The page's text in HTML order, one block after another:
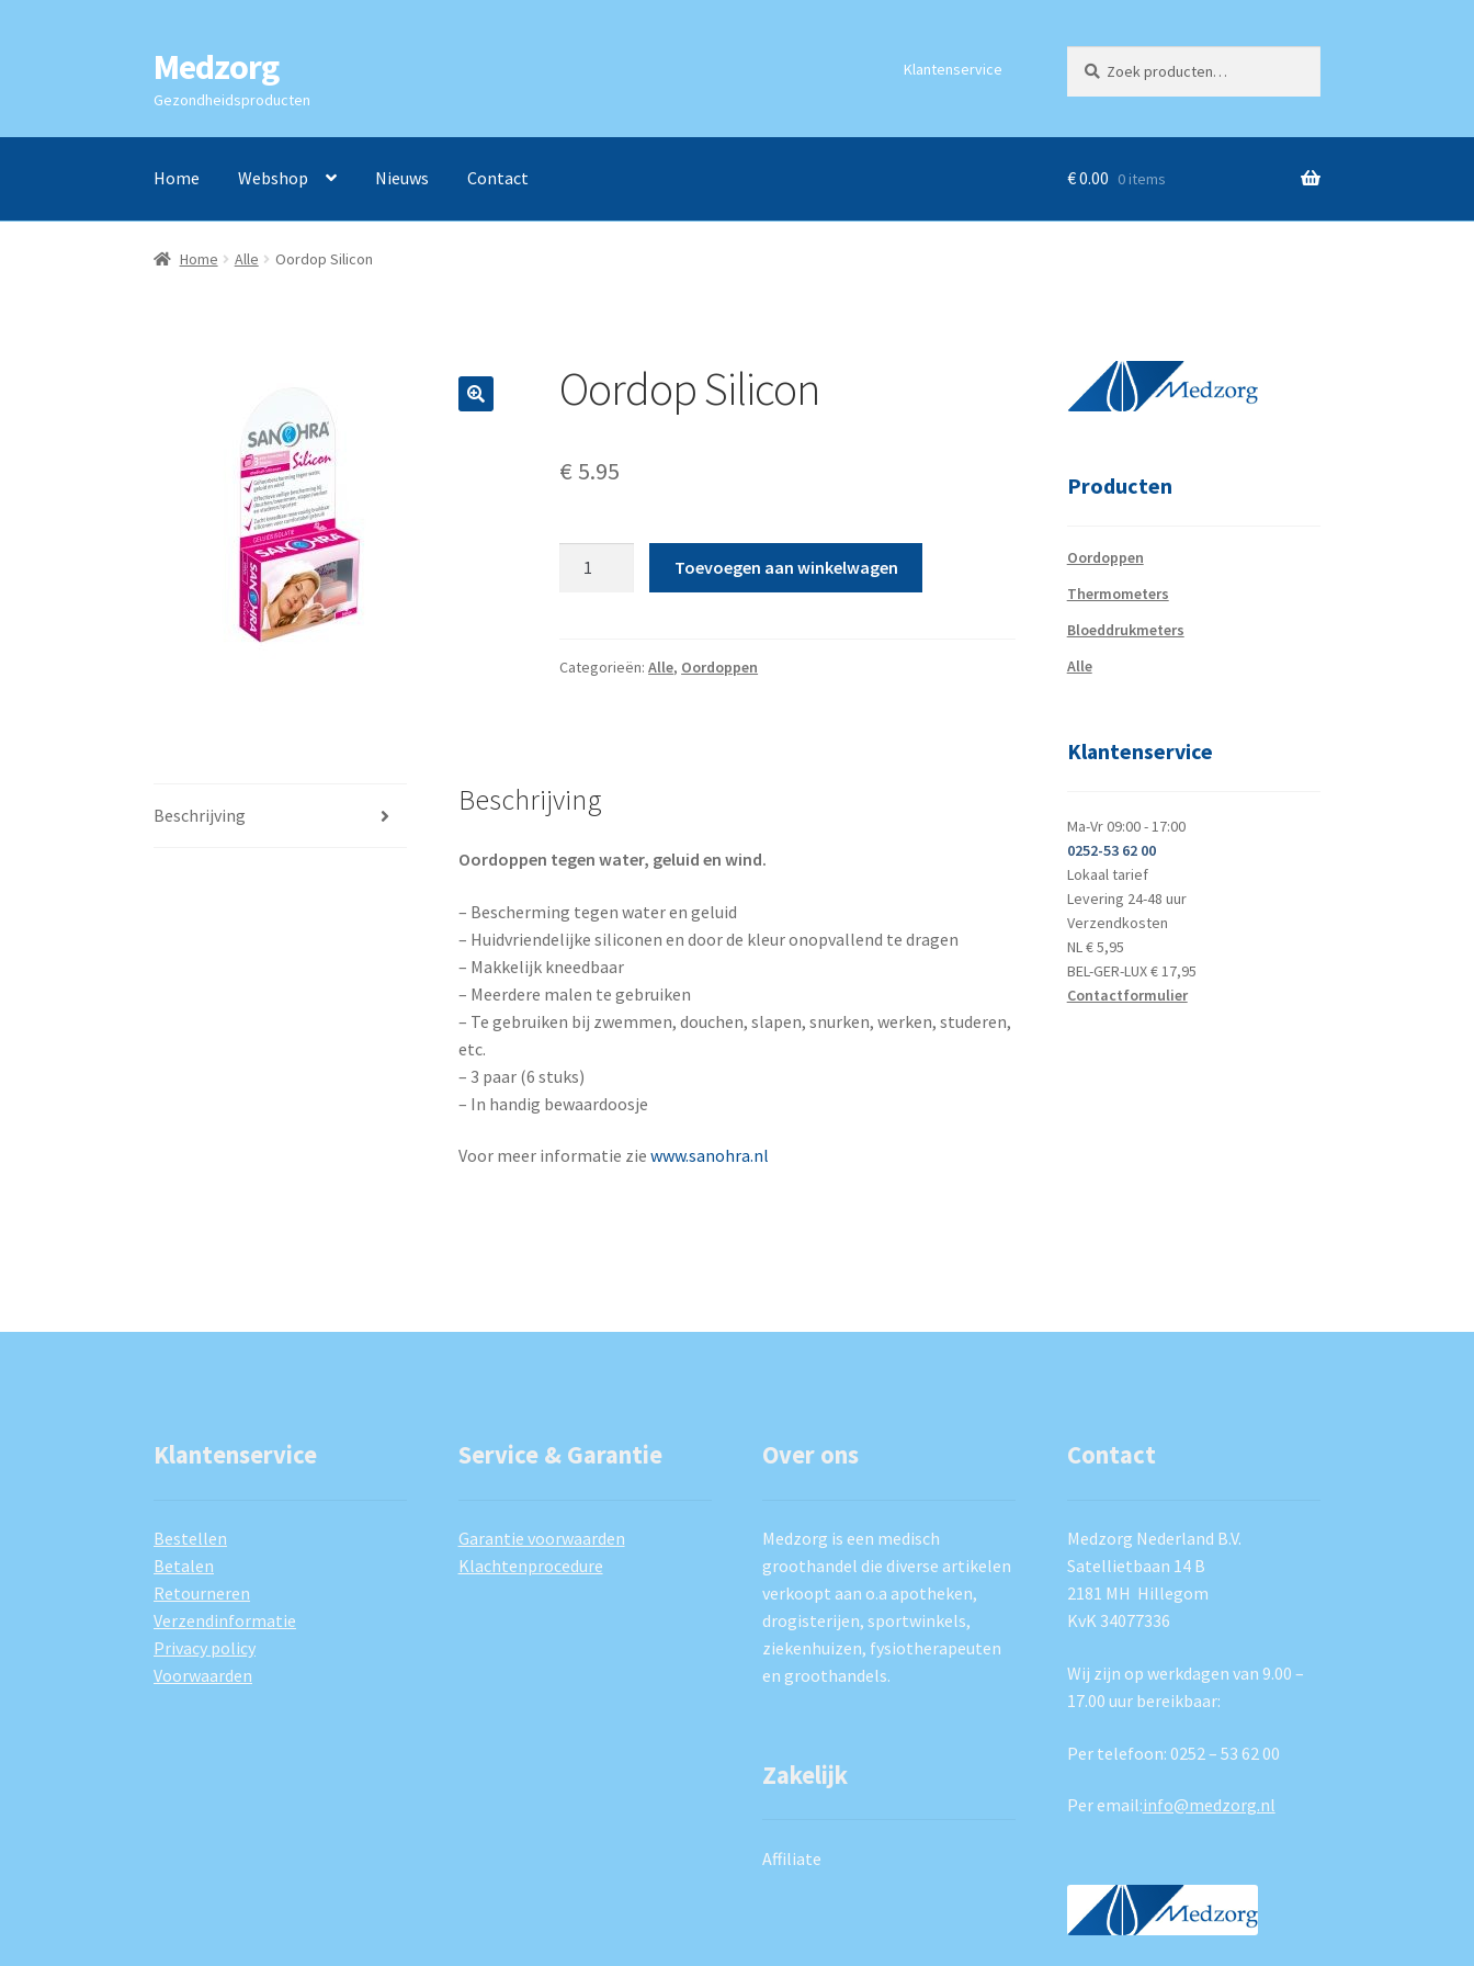
Ga
door
naar
navigatie
Ga
naar
de
inhoud
Medzorg
Gezondheidsproducten
Klantenservice
naar:
Home Webshop Nieuws Contact €0.00 0 items
Home Alle Oordop Silicon
Oordop Silicon
€ 5.95
Toevoegen aan winkelwagen
Categorieën:Alle, Oordoppen
Beschrijving Beschrijving
Oordoppen tegen water, geluid en wind.
– Bescherming tegen water en geluid
– Huidvriendelijke siliconen en door de kleur onopvallend te dragen
– Makkelijk kneedbaar
– Meerdere malen te gebruiken
– Te gebruiken bij zwemmen, douchen, slapen, snurken, werken, studeren,
etc.
– 3 paar (6 stuks)
– In handig bewaardoosje
Voor meer informatie zie www.sanohra.nl
Producten
Oordoppen
Thermometers
Bloeddrukmeters
Alle
Klantenservice
Ma-Vr 09:00 - 17:00
0252-53 62 00
Lokaal tarief
Levering 24-48 uur
Verzendkosten
NL € 5,95
BEL-GER-LUX € 17,95
Contactformulier
Klantenservice
Bestellen
Betalen
Retourneren
Verzendinformatie
Privacy policy
Voorwaarden
Service & Garantie
Garantie voorwaarden
Klachtenprocedure
Over ons
Medzorg is een medisch
groothandel die diverse artikelen
verkoopt aan o.a apotheken,
drogisterijen, sportwinkels,
ziekenhuizen, fysiotherapeuten
en groothandels.
Zakelijk
Affiliate
Contact
Medzorg Nederland B.V.
Satellietbaan 14 B
2181 MH Hillegom
KvK 34077336
Wij zijn op werkdagen van 9.00 –
17.00 uur bereikbaar:
Per telefoon: 0252 – 53 62 00
Per email:info@medzorg.nl